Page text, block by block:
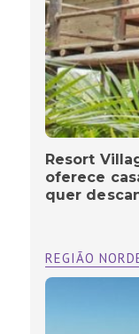
Resort
oferece
quer
REGIÃO